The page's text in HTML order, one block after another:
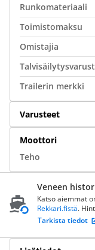
Runkomateriaali
Toimistomaksu
Omistajia
Trailerin merkki
Varusteet
Moottori
Teho
Veneen
Katso aiemmat
Rekkari.fistä.
Tarkista tiedot